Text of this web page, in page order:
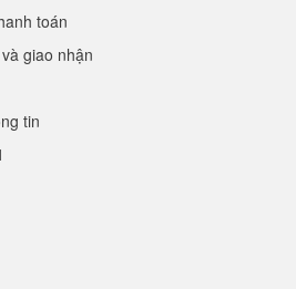
toán
giao nhận
tin